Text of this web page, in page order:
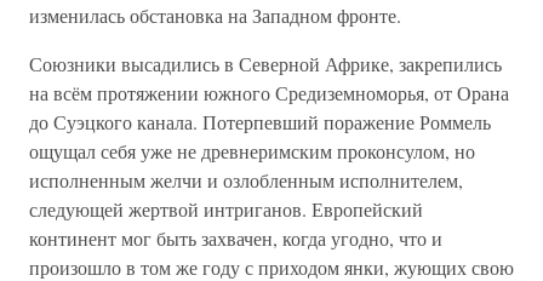
изменилась обстановка на Западном фронте.
Союзники высадились в Северной Африке, закрепились
на всём протяжении южного Средиземноморья, от Орана
до Суэцкого канала. Потерпевший поражение Роммель
ощущал себя уже не древнеримским проконсулом, но
исполненным желчи и озлобленным исполнителем,
следующей жертвой интриганов. Европейский
континент мог быть захвачен, когда угодно, что и
произошло в том же году с приходом янки, жующих свою